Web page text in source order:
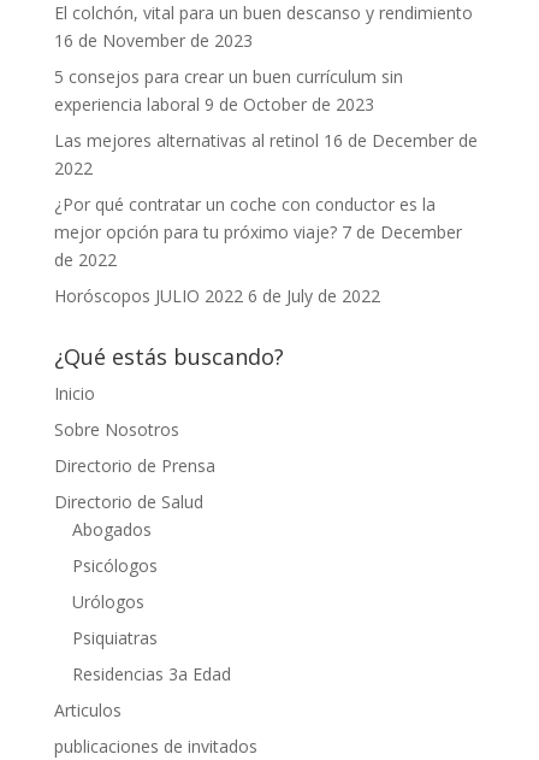
El colchón, vital para un buen descanso y rendimiento
16 de November de 2023
5 consejos para crear un buen currículum sin
experiencia laboral 9 de October de 2023
Las mejores alternativas al retinol 16 de December de
2022
¿Por qué contratar un coche con conductor es la
mejor opción para tu próximo viaje? 7 de December
de 2022
Horóscopos JULIO 2022 6 de July de 2022
¿Qué estás buscando?
Inicio
Sobre Nosotros
Directorio de Prensa
Directorio de Salud
Abogados
Psicólogos
Urólogos
Psiquiatras
Residencias 3a Edad
Articulos
publicaciones de invitados